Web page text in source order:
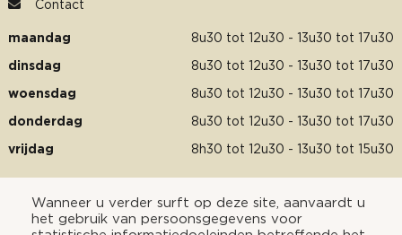
Wanneer u verder surft op deze site, aanvaardt u
het gebruik van persoonsgegevens voor
Contact
maandag 8u30 tot 12u30 - 13u30 tot 17u30
dinsdag 8u30 tot 12u30 - 13u30 tot 17u30
woensdag 8u30 tot 12u30 - 13u30 tot 17u30
donderdag 8u30 tot 12u30 - 13u30 tot 17u30
vrijdag 8h30 tot 12u30 - 13u30 tot 15u30